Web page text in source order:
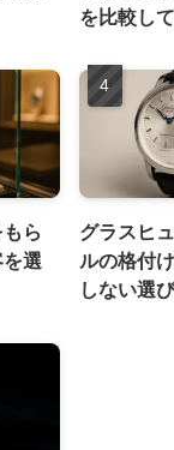
を比較し
ら
選
グラスヒ
ルの格付
しない選